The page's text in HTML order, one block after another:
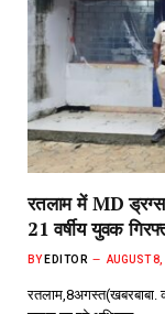
रतलाम में MD
21 वर्षीय युवक
BY EDITOR AUGUST